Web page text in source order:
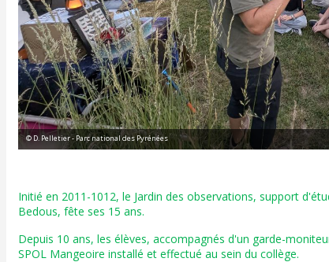
© D. Pelletier - Parc national des Pyrénées
Initié en 2011-1012, le Jardin des observations, support
Bedous, fête ses 15 ans.
Depuis 10 ans, les élèves, accompagnés d'un garde-
SPOL Mangeoire installé et effectué au sein du collège.